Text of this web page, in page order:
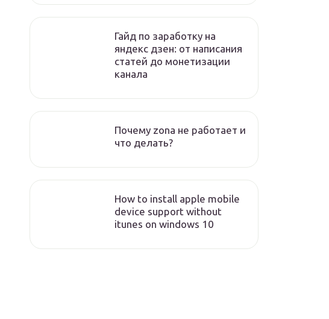
Гайд по заработку на
яндекс дзен: от написания
статей до монетизации
канала
Почему zona не работает и
что делать?
How to install apple mobile
device support without
itunes on windows 10